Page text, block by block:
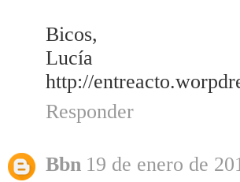
Bicos,
Lucía
http://
Responder
Bbn 19 de enero de